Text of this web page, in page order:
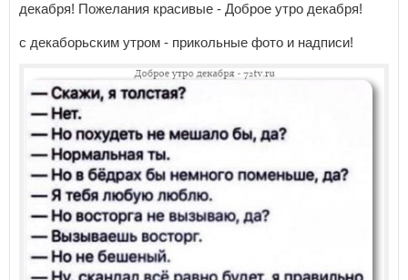
декабря! Пожелания красивые - Доброе утро декабря!
с декаборьским утром - прикольные фото и надписи!